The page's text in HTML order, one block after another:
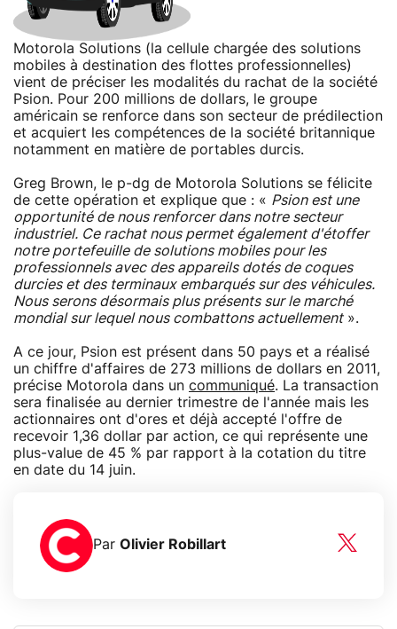
Motorola Solutions (la cellule chargée des solutions
mobiles à destination des flottes professionnelles)
vient de préciser les modalités du rachat de la société
Psion. Pour 200 millions de dollars, le groupe
américain se renforce dans son secteur de prédilection
et acquiert les compétences de la société britannique
notamment en matière de portables durcis.
Greg Brown, le p-dg de Motorola Solutions se félicite
de cette opération et explique que : « Psion est une
opportunité de nous renforcer dans notre secteur
industriel. Ce rachat nous permet également d'étoffer
notre portefeuille de solutions mobiles pour les
professionnels avec des appareils dotés de coques
durcies et des terminaux embarqués sur des véhicules.
Nous serons désormais plus présents sur le marché
mondial sur lequel nous combattons actuellement».
A ce jour, Psion est présent dans 50 pays et a réalisé
un chiffre d'affaires de 273 millions de dollars en 2011,
précise Motorola dans un communiqué. La transaction
sera finalisée au dernier trimestre de l'année mais les
actionnaires ont d'ores et déjà accepté l'offre de
recevoir 1,36 dollar par action, ce qui représente une
plus-value de 45 % par rapport à la cotation du titre
en date du 14 juin.
Par Olivier Robillart